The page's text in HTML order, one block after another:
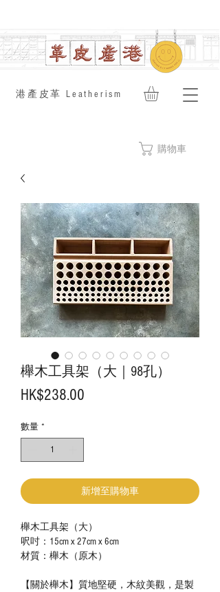
​港產皮革 Leatherism
購物車
櫸木工具架（大｜98孔）
HK$238.00
數量 *
新增至購物車
櫸木工具架（大）
呎吋：15cm x 27cm x 6cm
材質：櫸木（原木）
【關於櫸木】質地堅硬，木紋美觀，是製